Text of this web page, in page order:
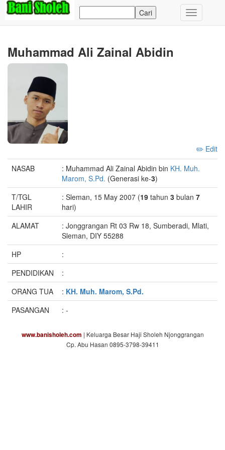
Toggle
navigation
Muhammad Ali Zainal Abidin
✏️ Edit
NASAB
: Muhammad Ali Zainal Abidin bin KH. Muh.
Marom, S.Pd. (Generasi ke-3)
T/TGL
LAHIR
: Sleman, 15 May 2007 (19 tahun 3 bulan 7
hari)
ALAMAT
: Jonggrangan Rt 03 Rw 18, Sumberadi, Mlati,
Sleman, DIY 55288
HP
:
PENDIDIKAN
:
ORANG TUA
: KH. Muh. Marom, S.Pd.
PASANGAN
: -
www.banisholeh.com | Keluarga Besar Haji Sholeh Njonggrangan
Cp. Abu Hasan 0895-3798-39411